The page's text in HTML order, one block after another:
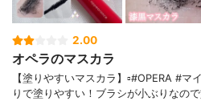
2.00
オペラのマスカラ
【塗りやすいマスカラ】▫️#OPERA #
りで塗りやすい！ブラシが小ぶりなの